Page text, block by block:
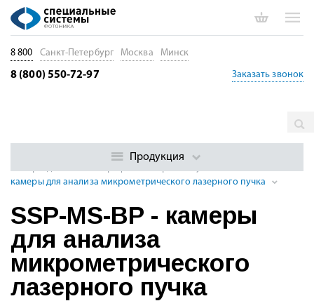
Анализаторы профиля лазерного пучка
камеры для анализа микрометрического лазерного пучка
SSP-MS-BP - камеры
для анализа
микрометрического
лазерного пучка
8 800 Санкт-Петербург Москва Минск
8 (800) 550-72-97 Заказать звонок
Продукция